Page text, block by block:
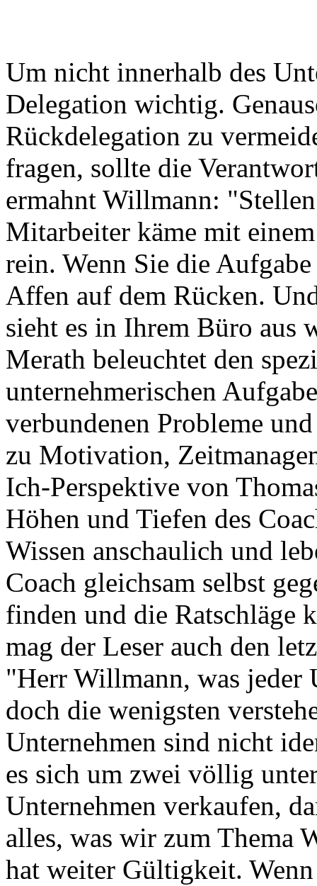
Um nicht innerhalb des
Delegation wichtig.
Rückdelegation zu
fragen, sollte die
ermahnt Willmann:
Mitarbeiter käme mit
rein. Wenn Sie die
Affen auf dem Rücken.
sieht es in Ihrem Büro aus
Merath beleuchtet den
unternehmerischen
verbundenen Probleme
zu Motivation,
Ich-Perspektive von
Höhen und Tiefen des
Wissen anschaulich und
Coach gleichsam selbst
finden und die Ratschläge
mag der Leser auch den
"Herr Willmann, was jeder
doch die wenigsten
Unternehmen sind nicht
es sich um zwei völlig
Unternehmen verkaufen,
alles, was wir zum Thema
hat weiter Gültigkeit.